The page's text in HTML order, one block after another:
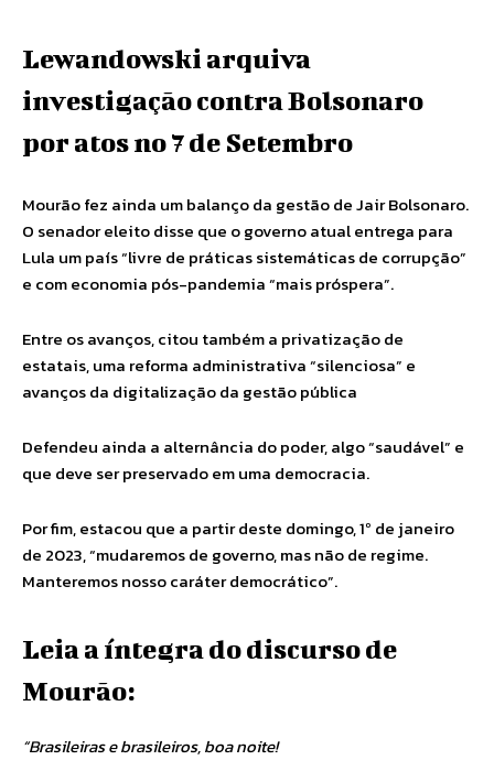
Lewandowski arquiva
investigação contra Bolsonaro
por atos no 7 de Setembro
Mourão fez ainda um balanço da gestão de Jair Bolsonaro.
O senador eleito disse que o governo atual entrega para
Lula um país “livre de práticas sistemáticas de corrupção”
e com economia pós-pandemia “mais próspera”.
Entre os avanços, citou também a privatização de
estatais, uma reforma administrativa “silenciosa” e
avanços da digitalização da gestão pública
Defendeu ainda a alternância do poder, algo “saudável” e
que deve ser preservado em uma democracia.
Por fim, estacou que a partir deste domingo, 1º de janeiro
de 2023, “mudaremos de governo, mas não de regime.
Manteremos nosso caráter democrático”.
Leia a íntegra do discurso de
Mourão:
“Brasileiras e brasileiros, boa noite!